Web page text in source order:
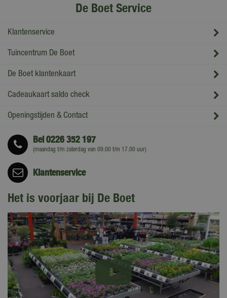
De Boet Service
Klantenservice
Tuincentrum De Boet
De Boet klantenkaart
Cadeaukaart saldo check
Openingstijden & Contact
Bel0226 352 197
(maandag t/m zaterdag van 09.00 t/m 17.00 uur)
Klantenservice
Het is voorjaar bij De Boet